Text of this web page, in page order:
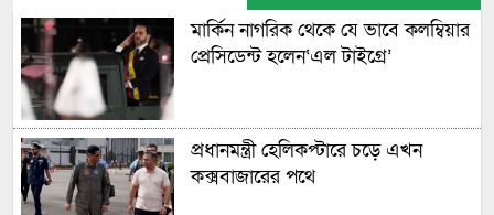
মার্কিন নাগরিক থেকে যে ভাবে কলম্বিয়ার
প্রেসিডেন্ট হলেন‘এল টাইগ্রে’
প্রধানমন্ত্রী হেলিকপ্টারে চড়ে এখন
কক্সবাজারের পথে